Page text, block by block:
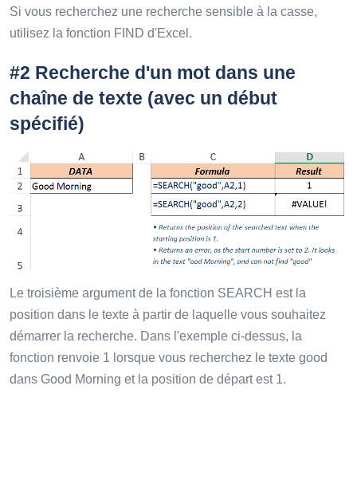
Si vous recherchez une recherche sensible à la casse,
utilisez la fonction FIND d'Excel.
#2 Recherche d'un mot dans une
chaîne de texte (avec un début
spécifié)
Le troisième argument de la fonction SEARCH est la
position dans le texte à partir de laquelle vous souhaitez
démarrer la recherche. Dans l'exemple ci-dessus, la
fonction renvoie 1 lorsque vous recherchez le texte good
dans Good Morning et la position de départ est 1.